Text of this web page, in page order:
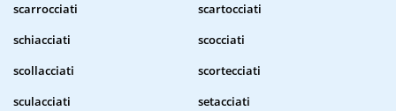
scarrocciati
scartocciati
schiacciati
scocciati
scollacciati
scortecciati
sculacciati
setacciati